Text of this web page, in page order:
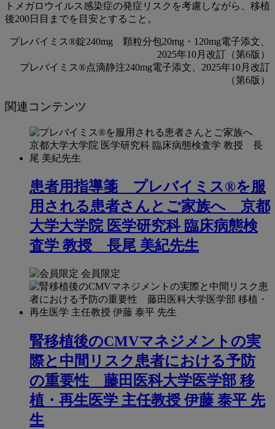
トメガロウイルス感染症の発症リスクを考慮しながら、移植
後200日目までを目安とすること。
プレバイミス®錠240mg 顆粒分包20mg・120mg電子添文、
2025年10月改訂（第6版）
プレバイミス®点滴静注240mg電子添文、2025年10月改訂
（第6版）
関連コンテンツ
患者用指導箋 プレバイミス®を服
用される患者さんとご家族へ 京都
大学大学院 医学研究科 臨床病態検
査学 教授 長尾 美紀先生
会員限定
腎移植後のCMVマネジメントの実
際と中間リスク患者における予防
の重要性 藤田医科大学医学部 移
植・再生医学 主任教授 伊藤 泰平 先
生